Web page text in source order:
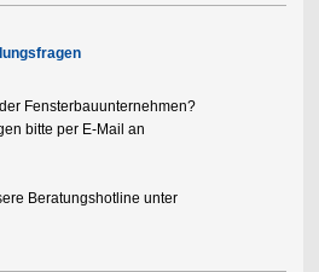
Fensterbauunternehmen?
bitte per E-Mail an
Beratungshotline unter